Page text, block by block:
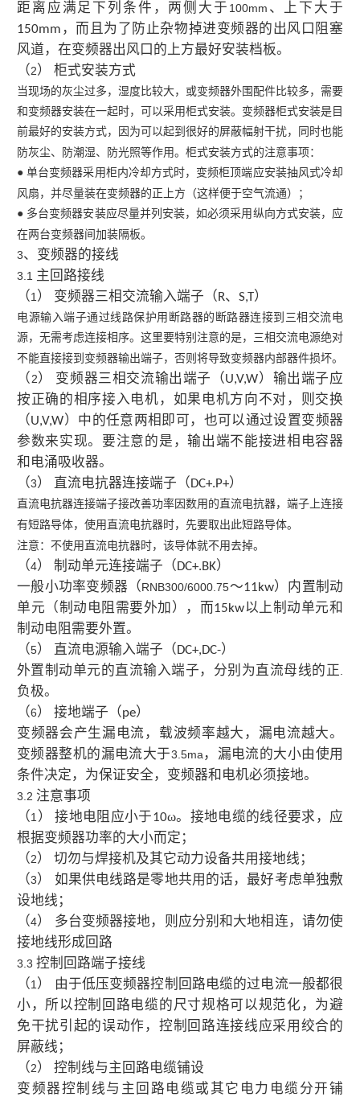
距离应满足下列条件，两侧大于 100mm 、上下大于
150mm ，而且为了防止杂物掉进变频器的出风口阻塞
风道，在变频器出风口的上方最好安装档板。
（2） 柜式安装方式
当现场的灰尘过多，湿度比较大，或变频器外围配件比较多，需要
和变频器安装在一起时，可以采用柜式安装。变频器柜式安装是目
前最好的安装方式，因为可以起到很好的屏蔽幅射干扰，同时也能
防灰尘、防潮湿、防光照等作用。柜式安装方式的注意事项：
● 单台变频器采用柜内冷却方式时，变频柜顶端应安装抽风式冷却
风扇，并尽量装在变频器的正上方（这样便于空气流通）；
● 多台变频器安装应尽量并列安装，如必须采用纵向方式安装，应
在两台变频器间加装隔板。
3、变频器的接线
3.1 主回路接线
（1 ） 变频器三相交流输入端子（R、 S,T）
电源输入端子通过线路保护用断路器的断路器连接到三相交流电
源，无需考虑连接相序。这里要特别注意的是，三相交流电源绝对
不能直接接到变频器输出端子，否则将导致变频器内部器件损坏。
（2） 变频器三相交流输出端子（U,V,W）输出端子应
按正确的相序接入电机，如果电机方向不对，则交换
（U,V,W）中的任意两相即可，也可以通过设置变频器
参数来实现。要注意的是，输出端不能接进相电容器
和电涌吸收器。
（3） 直流电抗器连接端子（DC+.P+）
直流电抗器连接端子接改善功率因数用的直流电抗器，端子上连接
有短路导体，使用直流电抗器时，先要取出此短路导体。
注意：不使用直流电抗器时，该导体就不用去掉。
（4） 制动单元连接端子（DC+.BK）
一般小功率变频器（RNB300/6000.75～11kw）内置制动
单元（制动电阻需要外加），而15kw以上制动单元和
制动电阻需要外置。
（5） 直流电源输入端子（DC+,DC-）
外置制动单元的直流输入端子，分别为直流母线的正
负极。
（6） 接地端子（pe）
变频器会产生漏电流，载波频率越大，漏电流越大。
变频器整机的漏电流大于3.5ma，漏电流的大小由使用
条件决定，为保证安全，变频器和电机必须接地。
3.2 注意事项
（1 ） 接地电阻应小于10ω。接地电缆的线径要求，应
根据变频器功率的大小而定；
（2） 切勿与焊接机及其它动力设备共用接地线；
（3） 如果供电线路是零地共用的话，最好考虑单独敷
设地线；
（4） 多台变频器接地，则应分别和大地相连，请勿使
接地线形成回路
3.3 控制回路端子接线
（1 ） 由于低压变频器控制回路电缆的过电流一般都很
小，所以控制回路电缆的尺寸规格可以规范化，为避
免干扰引起的误动作，控制回路连接线应采用绞合的
屏蔽线；
（2） 控制线与主回路电缆铺设
变频器控制线与主回路电缆或其它电力电缆分开铺